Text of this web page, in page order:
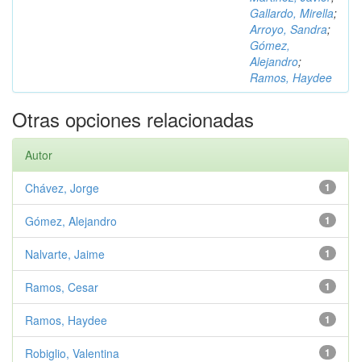
Gallardo, Mirella;
Arroyo, Sandra;
Gómez,
Alejandro;
Ramos, Haydee
Otras opciones relacionadas
Autor
1
Chávez, Jorge
1
Gómez, Alejandro
1
Nalvarte, Jaime
1
Ramos, Cesar
1
Ramos, Haydee
1
Robiglio, Valentina